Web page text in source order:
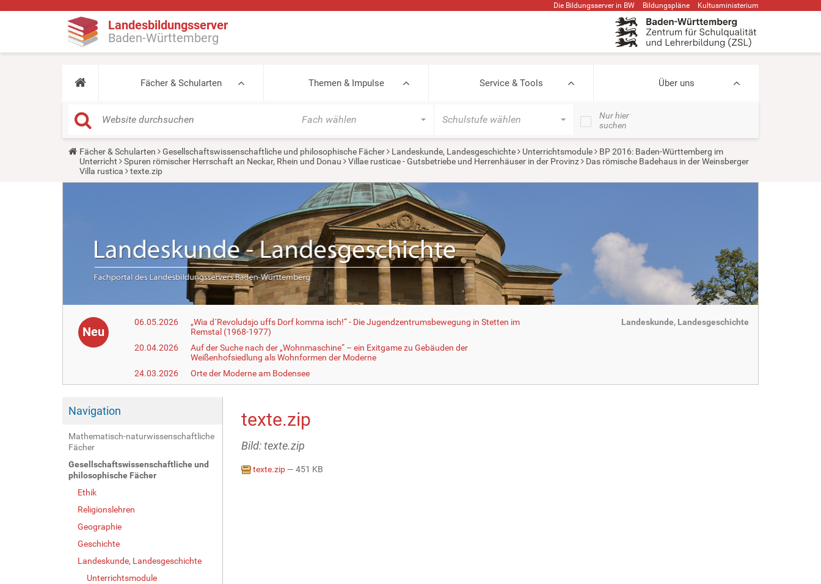
Die Bildungsserver in BW Bildungspläne Kultusministerium
Landesbildungsserver
Baden-Württemberg
Fächer & Schularten Themen & Impulse Service & Tools Über uns
Fach wählen Schulstufe wählen
Nur hier
suchen
Y
a
Fächer & Schularten Gesellschaftswissenschaftliche und philosophische Fächer Landeskunde, Landesgeschichte Unterrichtsmodule
BP 2016: Baden-Württemberg im
Unterricht
Spuren römischer Herrschaft an Neckar, Rhein und Donau Villae rusticae - Gutsbetriebe und Herrenhäuser in der Provinz
Das römische Badehaus in der Weinsberger
Villa rustica
texte.zip
Neu
06.05.2026
„Wia d´Revoludsjo uffs Dorf komma isch!“ - Die Jugendzentrumsbewegung in Stetten im
Remstal (1968-1977)
20.04.2026
Auf der Suche nach der „Wohnmaschine“ – ein Exitgame zu Gebäuden der
Weißenhofsiedlung als Wohnformen der Moderne
24.03.2026
Orte der Moderne am Bodensee
Landeskunde, Landesgeschichte
Navigation
Mathematisch-naturwissenschaftliche
Fächer
Gesellschaftswissenschaftliche und
philosophische Fächer
Ethik
Religionslehren
Geographie
Geschichte
Landeskunde, Landesgeschichte
Unterrichtsmodule
texte.zip
Bild: texte.zip
texte.zip— 451 KB